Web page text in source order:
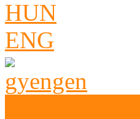
HUN
ENG